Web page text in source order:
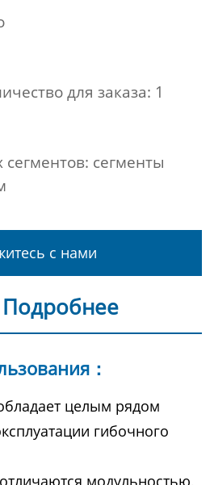
для заказа: 1
сегменты
с нами
：
целым рядом
гибочного
модульностью,